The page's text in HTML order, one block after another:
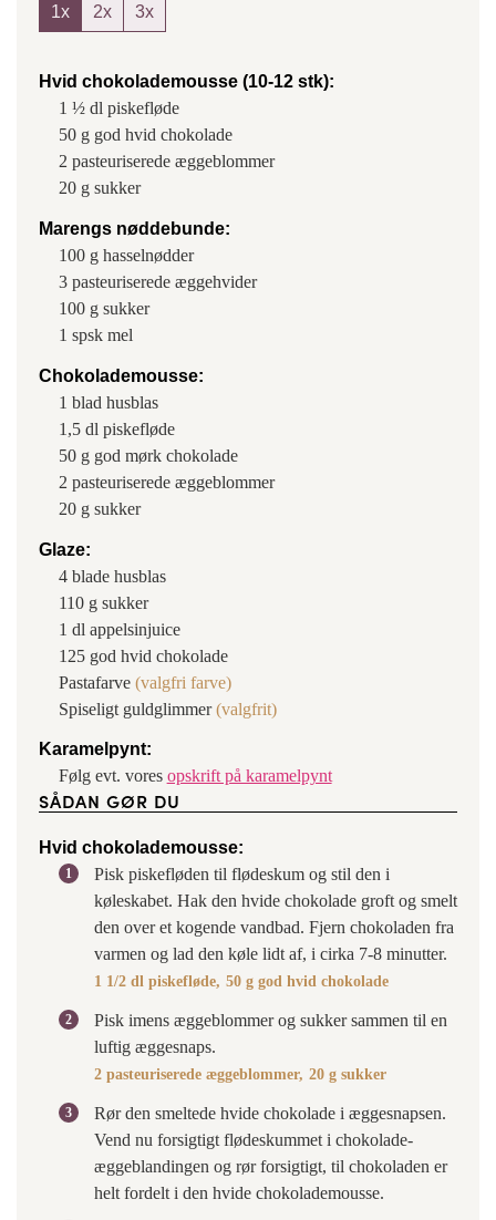
1x 2x 3x
Hvid chokolademousse (10-12 stk):
1 ½ dl piskefløde
50 g god hvid chokolade
2 pasteuriserede æggeblommer
20 g sukker
Marengs nøddebunde:
100 g hasselnødder
3 pasteuriserede æggehvider
100 g sukker
1 spsk mel
Chokolademousse:
1 blad husblas
1,5 dl piskefløde
50 g god mørk chokolade
2 pasteuriserede æggeblommer
20 g sukker
Glaze:
4 blade husblas
110 g sukker
1 dl appelsinjuice
125 god hvid chokolade
Pastafarve (valgfri farve)
Spiseligt guldglimmer (valgfrit)
Karamelpynt:
Følg evt. vores opskrift på karamelpynt
SÅDAN GØR DU
Hvid chokolademousse:
Pisk piskefløden til flødeskum og stil den i
køleskabet. Hak den hvide chokolade groft og smelt
den over et kogende vandbad. Fjern chokoladen fra
varmen og lad den køle lidt af, i cirka 7-8 minutter.
1 1/2 dl piskefløde, 50 g god hvid chokolade
Pisk imens æggeblommer og sukker sammen til en
luftig æggesnaps.
2 pasteuriserede æggeblommer, 20 g sukker
Rør den smeltede hvide chokolade i æggesnapsen.
Vend nu forsigtigt flødeskummet i chokolade-
æggeblandingen og rør forsigtigt, til chokoladen er
helt fordelt i den hvide chokolademousse.